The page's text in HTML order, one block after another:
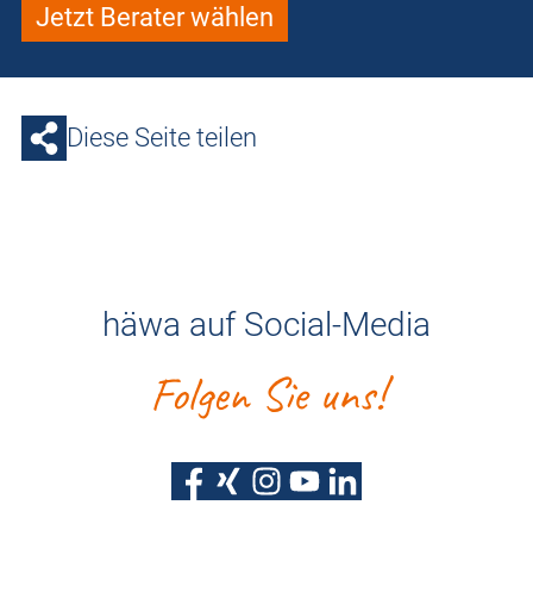
Jetzt Berater wählen
Diese Seite teilen
häwa auf Social-Media
Folgen Sie uns!